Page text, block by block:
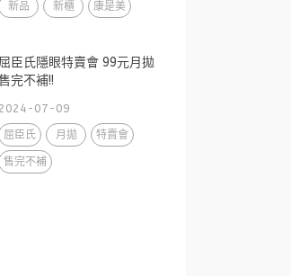
新品 新櫃 康是美
屈臣氏隱眼特賣會 99元月拋
完不補!!
2024-07-09
屈臣氏 月拋 特賣會
售完不補